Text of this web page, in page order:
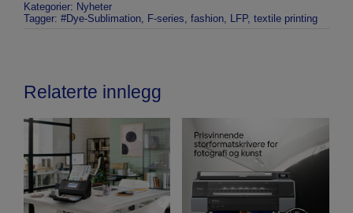
Kategorier: Nyheter
Tagger: #Dye-Sublimation, F-series, fashion, LFP, textile printing
Relaterte innlegg